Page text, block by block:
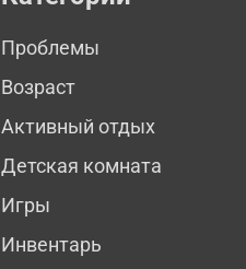
Проблемы
Возраст
Активный отдых
Детская комната
Игры
Инвентарь